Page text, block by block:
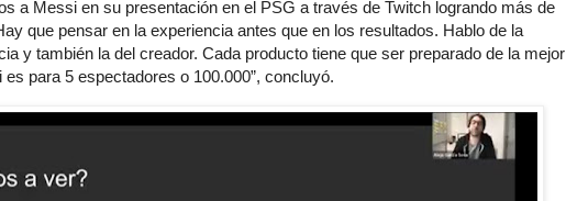
a Messi en su presentación en el PSG a través de Twitch logrando más de
que pensar en la experiencia antes que en los resultados. Hablo de la
y también la del creador. Cada producto tiene que ser preparado de la mejor
para 5 espectadores o 100.000”, concluyó.